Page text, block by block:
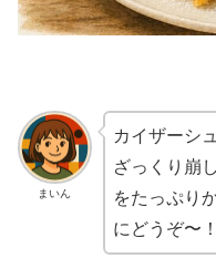
まいん
カイザーシ
ざっくり崩
をたっぷり
にどうぞ〜！